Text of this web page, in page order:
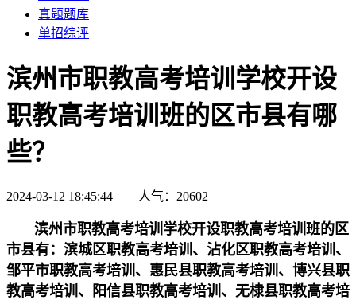
真题题库
单招综评
滨州市职教高考培训学校开设
职教高考培训班的区市县有哪
些？
2024-03-12 18:45:44 人气：20602
滨州市职教高考培训学校开设职教高考培训班的区
市县有：滨城区职教高考培训、沾化区职教高考培训、
邹平市职教高考培训、惠民县职教高考培训、博兴县职
教高考培训、阳信县职教高考培训、无棣县职教高考培